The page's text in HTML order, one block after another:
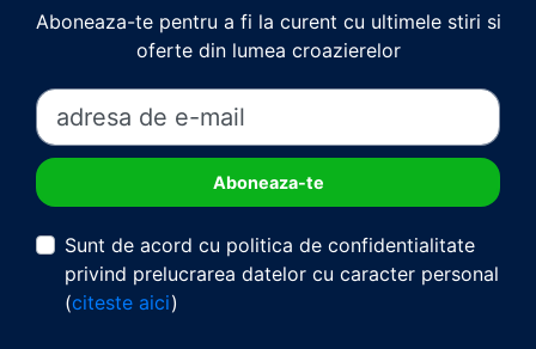
Aboneaza-te pentru a fi la curent cu ultimele stiri si
oferte din lumea croazierelor
Sunt de acord cu politica de confidentialitate
privind prelucrarea datelor cu caracter personal
(citeste aici)